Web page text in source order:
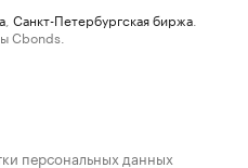
Санкт-Петербургская биржа
Cbonds.
персональных данных